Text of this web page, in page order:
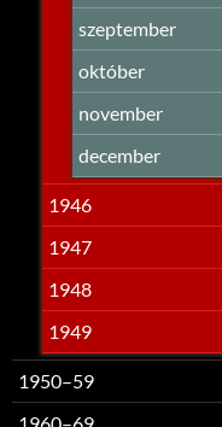
szeptember
október
november
december
1946
1947
1948
1949
1950–59